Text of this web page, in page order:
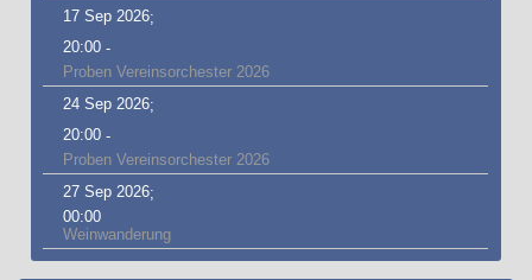
17 Sep 2026;
20:00 -
Proben Vereinsorchester 2026
24 Sep 2026;
20:00 -
Proben Vereinsorchester 2026
27 Sep 2026;
00:00
Weinwanderung